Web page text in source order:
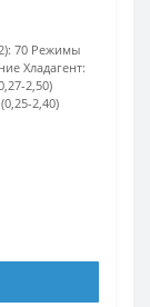
70 Режимы
Хладагент:
2,50)
2,40)